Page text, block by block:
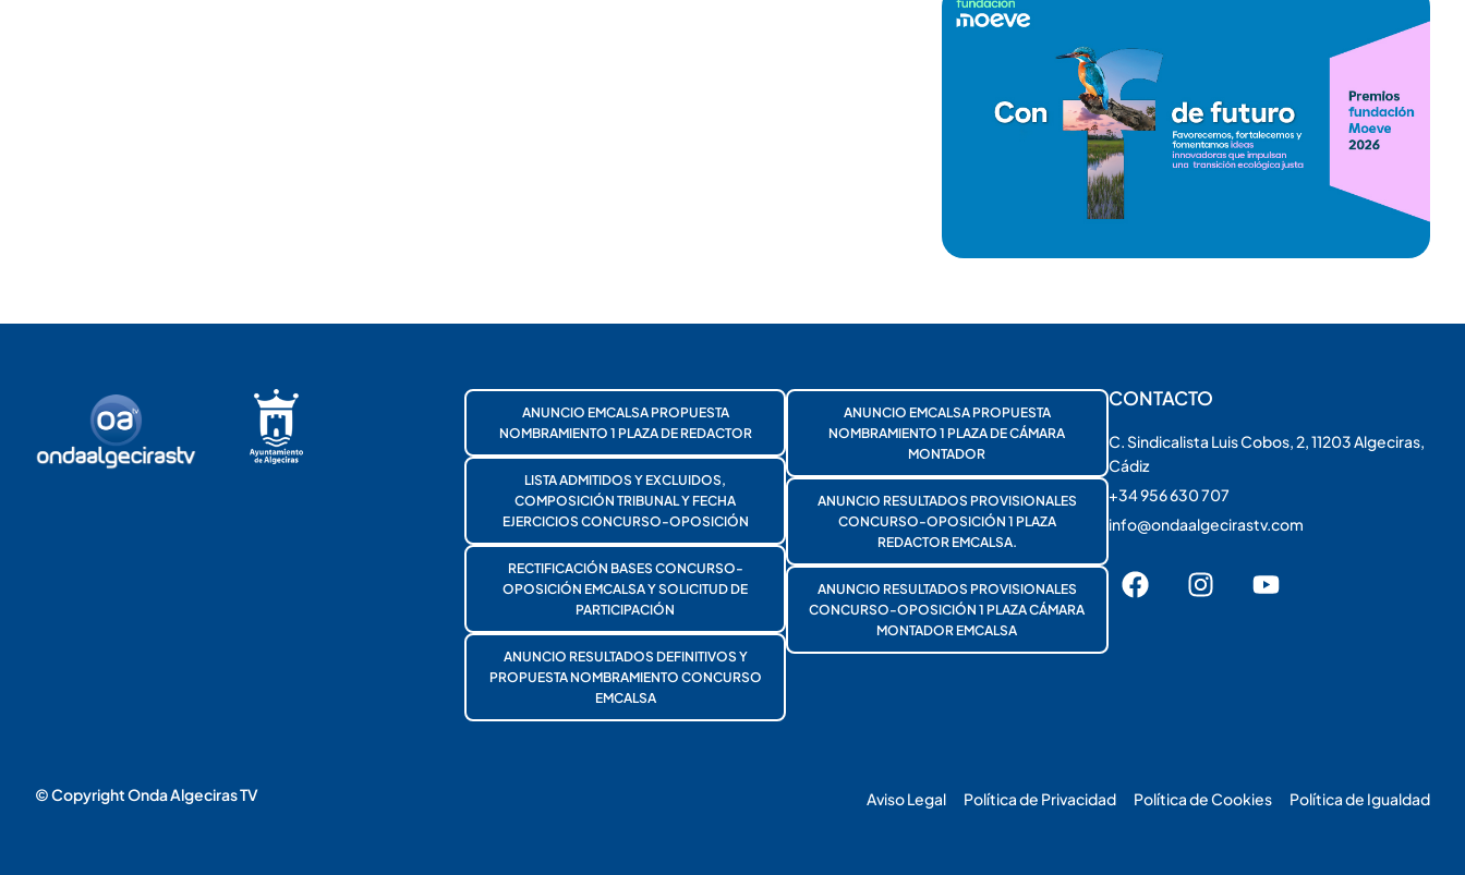
ANUNCIO EMCALSA PROPUESTA
NOMBRAMIENTO 1 PLAZA DE REDACTOR
LISTA ADMITIDOS Y EXCLUIDOS,
COMPOSICIÓN TRIBUNAL Y FECHA
EJERCICIOS CONCURSO-OPOSICIÓN
RECTIFICACIÓN BASES CONCURSO-
OPOSICIÓN EMCALSA Y SOLICITUD DE
PARTICIPACIÓN
ANUNCIO RESULTADOS DEFINITIVOS Y
PROPUESTA NOMBRAMIENTO CONCURSO
EMCALSA
ANUNCIO EMCALSA PROPUESTA
NOMBRAMIENTO 1 PLAZA DE CÁMARA
MONTADOR
ANUNCIO RESULTADOS PROVISIONALES
CONCURSO-OPOSICIÓN 1 PLAZA
REDACTOR EMCALSA.
ANUNCIO RESULTADOS PROVISIONALES
CONCURSO-OPOSICIÓN 1 PLAZA CÁMARA
MONTADOR EMCALSA
CONTACTO
C. Sindicalista Luis Cobos, 2, 11203 Algeciras,
Cádiz
+34 956 630 707
info@ondaalgecirastv.com
© Copyright Onda Algeciras TV Aviso Legal Política de Privacidad Política de Cookies Política de Igualdad